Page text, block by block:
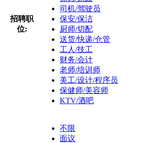
招聘职
位:
司机/驾驶员
保安/保洁
厨师/切配
送货/快递/仓管
工人/技工
财务/会计
老师/培训师
美工/设计/程序员
保健师/美容师
KTV/酒吧
不限
面议